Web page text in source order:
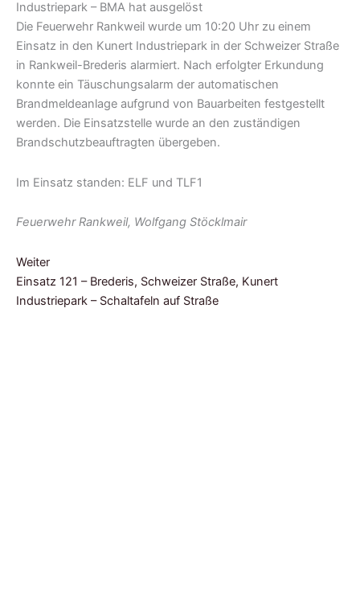
Die Feuerwehr Rankweil wurde um 10:20 Uhr zu einem
Einsatz in den Kunert Industriepark in der Schweizer Straße
in Rankweil-Brederis alarmiert. Nach erfolgter Erkundung
konnte ein Täuschungsalarm der automatischen
Brandmeldeanlage aufgrund von Bauarbeiten festgestellt
werden. Die Einsatzstelle wurde an den zuständigen
Brandschutzbeauftragten übergeben.
Im Einsatz standen: ELF und TLF1
Feuerwehr Rankweil, Wolfgang Stöcklmair
Weiter
Einsatz 121 – Brederis, Schweizer Straße, Kunert
Industriepark – Schaltafeln auf Straße